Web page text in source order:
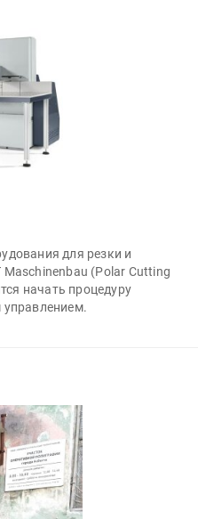
для резки и
Maschinenbau (Polar Cutting
начать процедуру
управлением.